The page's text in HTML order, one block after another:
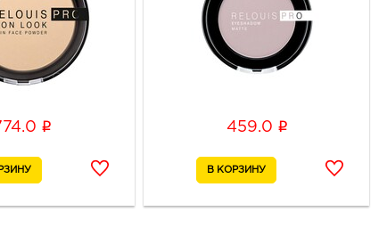
Европа: 552.0 руб.
Воронежская обл, г
пр-кт Ленинский, д.
Линия Остужева:
i 459.0 i